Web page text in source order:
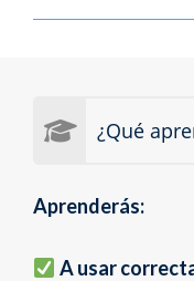
¿Qué
Aprenderás:
A usar